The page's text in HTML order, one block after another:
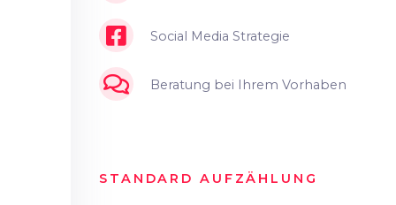
Social Media Strategie
Beratung bei Ihrem Vorhaben
STANDARD AUFZÄHLUNG